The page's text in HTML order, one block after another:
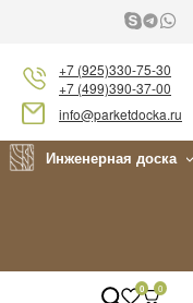
+7 (925)330-75-30
+7 (499)390-37-00
info@parketdocka.ru
Инженерная доска
0 0